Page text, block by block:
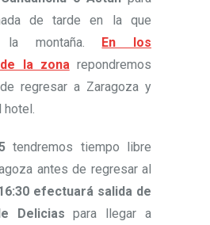
de tarde en la que
montaña. En los
la zonarepondremos
regresar a Zaragoza y
hotel.
tendremos tiempo libre
antes de regresar al
efectuará salida de
Delicias para llegar a